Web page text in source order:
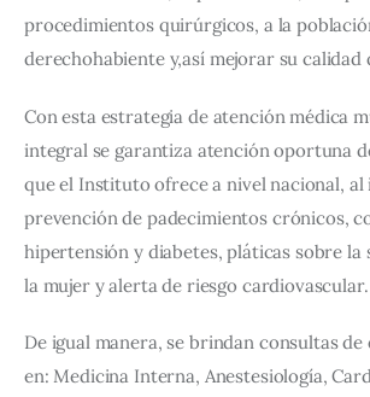
procedimientos quirúrgicos, a la
derechohabiente y,así mejorar su calidad
Con esta estrategia de atención médica
integral se garantiza atención oportuna
que el Instituto ofrece a nivel nacional, al
prevención de padecimientos crónicos,
hipertensión y diabetes, pláticas sobre la
la mujer y alerta de riesgo cardiovascular.
De igual manera, se brindan consultas de
en: Medicina Interna, Anestesiología,